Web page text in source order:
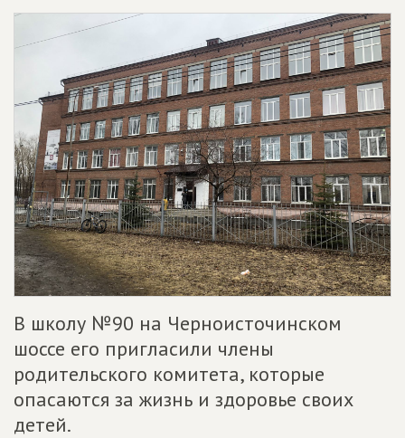
В школу №90 на Черноисточинском
шоссе его пригласили члены
родительского комитета, которые
опасаются за жизнь и здоровье своих
детей.